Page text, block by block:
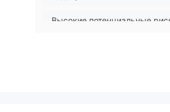
Высокие потенциальные